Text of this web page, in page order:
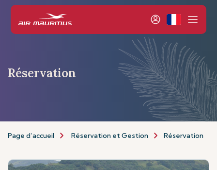
Réservation
Page d’accueil Réservation et Gestion Réservation